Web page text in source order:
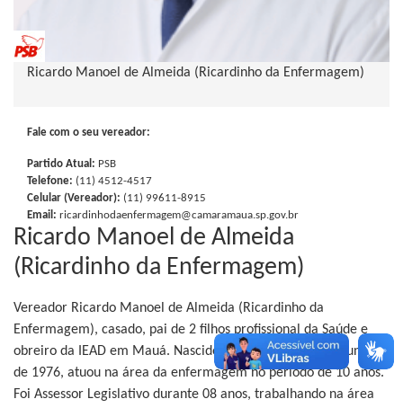
Ricardo Manoel de Almeida (Ricardinho da Enfermagem)
Fale com o seu vereador:
Partido Atual: PSB
Telefone: (11) 4512-4517
Celular (Vereador): (11) 99611-8915
Email: ricardinhodaenfermagem@camaramaua.sp.gov.br
Ricardo Manoel de Almeida
(Ricardinho da Enfermagem)
Vereador Ricardo Manoel de Almeida (Ricardinho da
Enfermagem), casado, pai de 2 filhos profissional da Saúde e
obreiro da IEAD em Mauá. Nascido
em Mauá aos 14 de junho
de 1976, atuou na área da enfermagem no período de 10 anos.
Foi Assessor Legislativo durante 08 anos, trabalhando na área